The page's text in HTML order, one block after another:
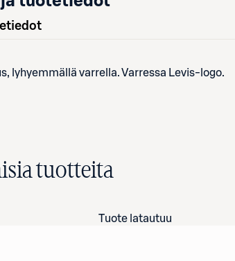
lyhyemmällä varrella. Varressa Levis-logo.
tuotteita
Tuote latautuu